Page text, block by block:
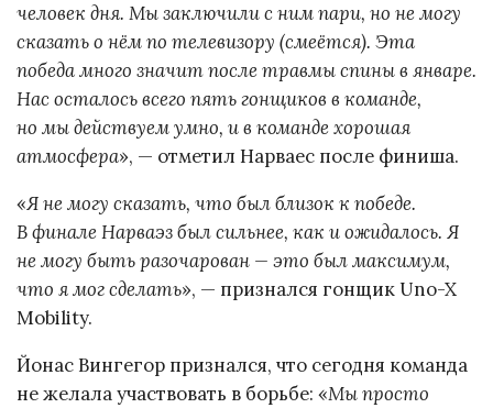
человек дня. Мы заключили с ним пари, но не могу
сказать о нём по телевизору (смеётся). Эта
победа много значит после травмы спины в январе.
Нас осталось всего пять гонщиков в команде,
но мы действуем умно, и в команде хорошая
атмосфера», — отметил Нарваес после финиша.
«Я не могу сказать, что был близок к победе.
В финале Нарваэз был сильнее, как и ожидалось. Я
не могу быть разочарован — это был максимум,
что я мог сделать», — признался гонщик Uno-X
Mobility.
Йонас Вингегор признался, что сегодня команда
не желала участвовать в борьбе: «Мы просто